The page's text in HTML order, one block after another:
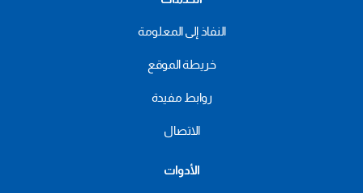
النفاذ إلى المعلومة
خريطة الموقع
روابط مفيدة
الاتصال
الأدوات